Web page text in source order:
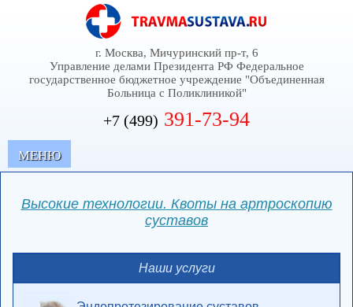
г. Москва, Мичуринский пр-т, 6
Управление делами Президента РФ Федеральное
государственное бюджетное учреждение "Объединенная
Больница с Поликлиникой"
+7 (499) 391-73-94
MЕНЮ
Высокие технологии. Квоты на артроскопию
суставов
Наши услуги